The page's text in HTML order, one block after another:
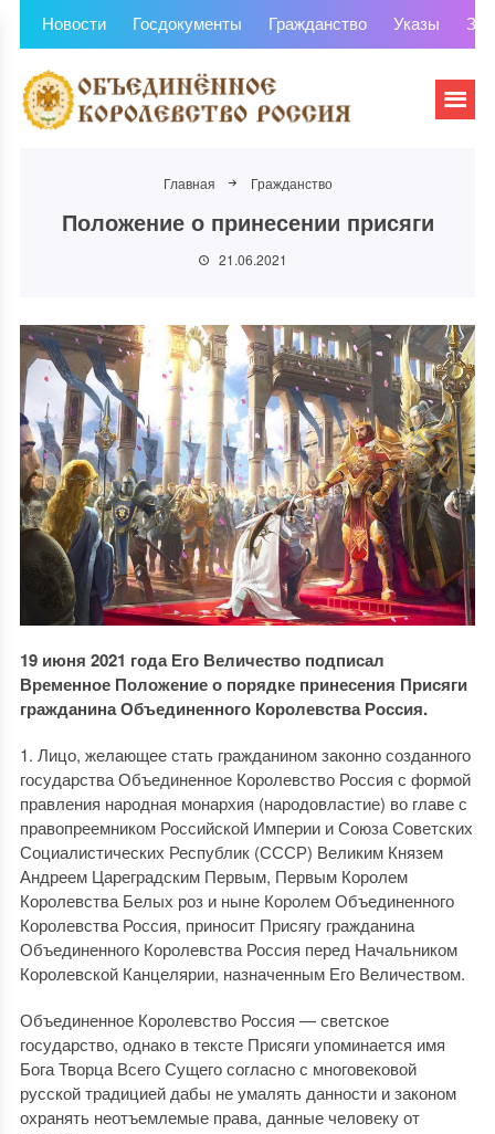
Новости Госдокументы Гражданство Указы
Главная Гражданство
Положение о принесении присяги
21.06.2021
19 июня 2021 года Его Величество подписал
Временное Положение о порядке принесения Присяги
гражданина Объединенного Королевства Россия.
1. Лицо, желающее стать гражданином законно созданного
государства Объединенное Королевство Россия с формой
правления народная монархия (народовластие) во главе с
правопреемником Российской Империи и Союза Советских
Социалистических Республик (СССР) Великим Князем
Андреем Цареградским Первым, Первым Королем
Королевства Белых роз и ныне Королем Объединенного
Королевства Россия, приносит Присягу гражданина
Объединенного Королевства Россия перед Начальником
Королевской Канцелярии, назначенным Его Величеством.
Объединенное Королевство Россия — светское
государство, однако в тексте Присяги упоминается имя
Бога Творца Всего Сущего согласно с многовековой
русской традицией дабы не умалять данности и законом
охранять неотъемлемые права, данные человеку от